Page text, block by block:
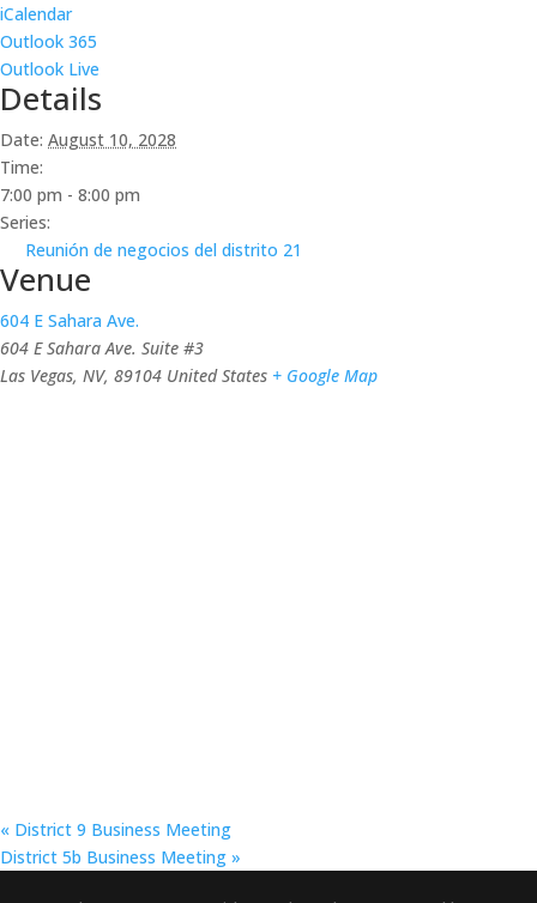
iCalendar
Outlook 365
Outlook Live
Details
Date: August 10, 2028
Time:
7:00 pm - 8:00 pm
Series:
Reunión de negocios del distrito 21
Venue
604 E Sahara Ave.
604 E Sahara Ave. Suite #3
Las Vegas, NV, 89104 United States + Google Map
« District 9 Business Meeting
District 5b Business Meeting »